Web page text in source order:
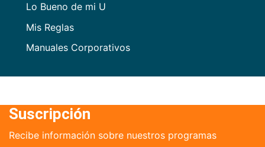
Lo Bueno de mi U
Mis Reglas
Manuales Corporativos
Suscripción
Recibe información sobre nuestros programas